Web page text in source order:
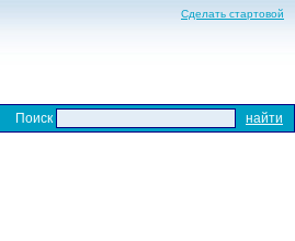
Сделать стартовой
Поиск